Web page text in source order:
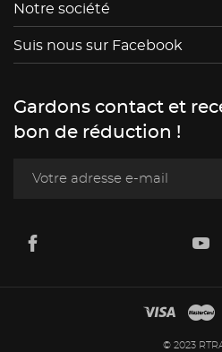
Notre société
Suis nous sur Facebook
Gardons contact et
bon de réduction !
© 2023